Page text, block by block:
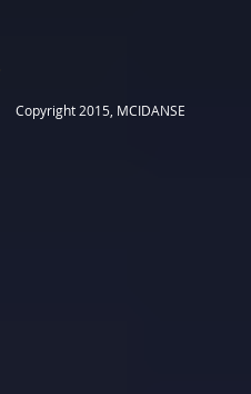
​Copyright 2015, MCIDANSE